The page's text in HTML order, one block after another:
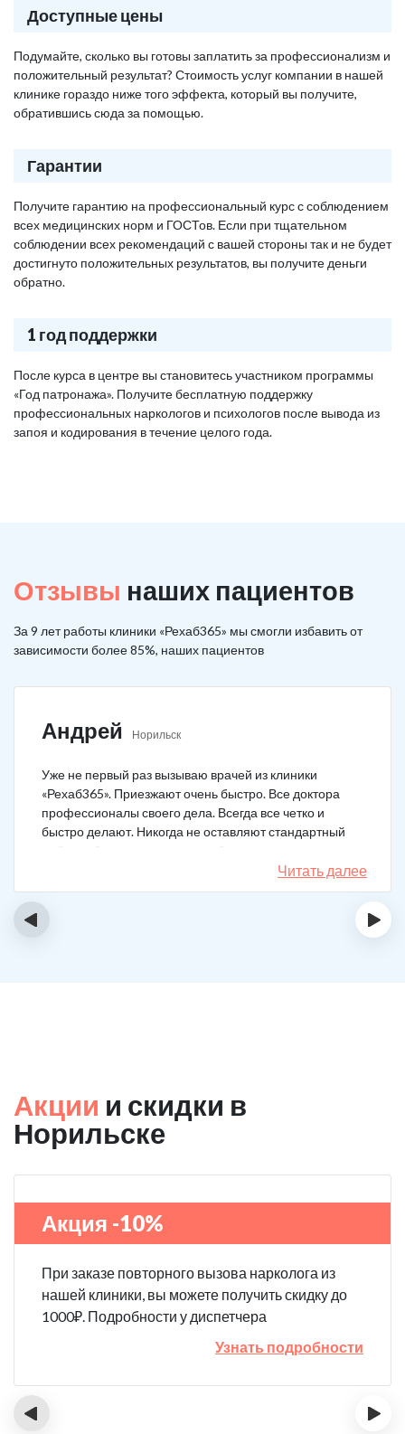
Доступные цены
Подумайте, сколько вы готовы заплатить за профессионализм и
положительный результат? Стоимость услуг компании в нашей
клинике гораздо ниже того эффекта, который вы получите,
обратившись сюда за помощью.
Гарантии
Получите гарантию на профессиональный курс с соблюдением
всех медицинских норм и ГОСТов. Если при тщательном
соблюдении всех рекомендаций с вашей стороны так и не будет
достигнуто положительных результатов, вы получите деньги
обратно.
1 год поддержки
После курса в центре вы становитесь участником программы
«Год патронажа». Получите бесплатную поддержку
профессиональных наркологов и психологов после вывода из
запоя и кодирования в течение целого года.
Отзывы наших пациентов
За 9 лет работы клиники «Рехаб365» мы смогли избавить от
зависимости более 85%, наших пациентов
Андрей Норильск
Уже не первый раз вызываю врачей из клиники
«Рехаб365». Приезжают очень быстро. Все доктора
профессионалы своего дела. Всегда все четко и
быстро делают. Никогда не оставляют стандартный
набор таблеток, а именно подбирают
индивидуальный комплекс под конкретный случай.
Несколько раз делал вызов, и назначения были под
Читать далее
‹ ›
Акции и скидки в
Норильске
Акция -10%
При заказе повторного вызова нарколога из
нашей клиники, вы можете получить скидку до
1000₽. Подробности у диспетчера
Узнать подробности
‹ ›